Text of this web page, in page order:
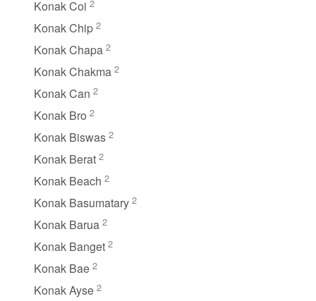
Konak Coi 2
Konak Chip 2
Konak Chapa 2
Konak Chakma 2
Konak Can 2
Konak Bro 2
Konak Biswas 2
Konak Berat 2
Konak Beach 2
Konak Basumatary 2
Konak Barua 2
Konak Banget 2
Konak Bae 2
Konak Ayse 2